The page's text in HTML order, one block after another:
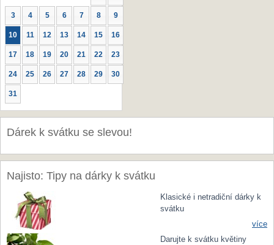
3 4 5 6 7 8 9
10 11 12 13 14 15 16
17 18 19 20 21 22 23
24 25 26 27 28 29 30
31
Dárek k svátku se slevou!
Najisto: Tipy na dárky k svátku
Klasické i netradiční dárky k
svátku
více
Darujte k svátku květiny